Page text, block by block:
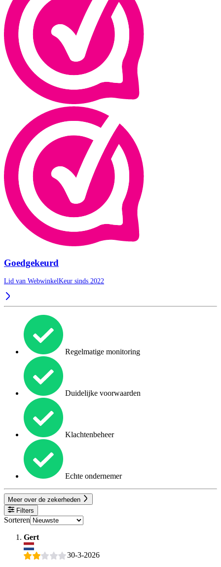
Goedgekeurd
Lid van WebwinkelKeur sinds 2022
Regelmatige monitoring
Duidelijke voorwaarden
Klachtenbeheer
Echte ondernemer
Meer over de zekerheden
Filters
Sorteren
Gert
30-3-2026